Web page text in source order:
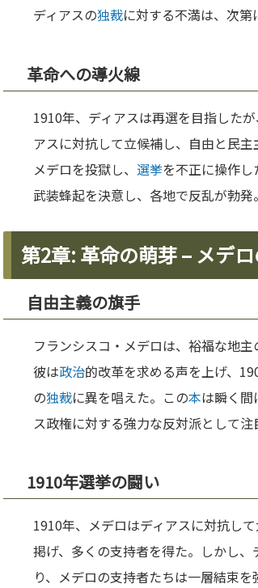
ディアスの独裁に対する不満は、次第
革命への導火線
1910年、ディアスは再選を目指した
アスに対抗して立候補し、自由と民
メデロを投獄し、 選挙を不正に操作
武装蜂起を決意し、各地で反乱が勃発
第2章: 革命の萌芽 – メデ
自由主義の旗手
フランシスコ・メデロは、裕福な地
彼は政治的改革を求める声を上げ、
の独裁に異を唱えた。この本は瞬く間
ス政権に対する強力な反対派として
1910年選挙の闘い
1910年、メデロはディアスに対抗し
掲げ、多くの支持者を得た。しかし、
り、メデロの支持者たちは一層結束